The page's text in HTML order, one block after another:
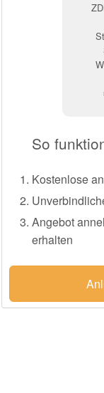
So
Kostenlose
Angebot
erhalten